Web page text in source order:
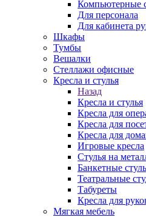
Компьютерные
Для персонала
Для кабинета
Шкафы
Тумбы
Вешалки
Стеллажи офисные
Кресла и стулья
Назад
Кресла и стулья
Кресла для
Кресла для
Кресла для
Игровые кресла
Стулья на
Банкетные
Театральные
Табуреты
Кресла для
Мягкая мебель